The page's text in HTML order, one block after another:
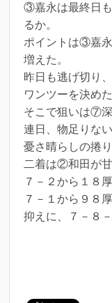
③嘉永は最終日
るか。
ポイントは③嘉
増えた。
昨日も逃げ切り
ワンツーを決め
そこで狙いは⑦深
連日、物足りな
憂さ晴らしの捲り
二着は②和田が甘
７－２から１８
７－１から９８
抑えに、７－８